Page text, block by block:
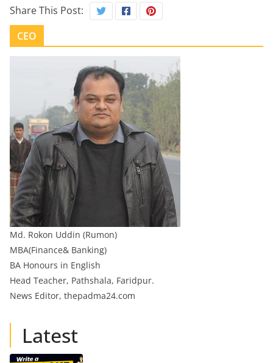
Share This Post:
CEO
Md. Rokon Uddin (Rumon)
MBA(Finance& Banking)
BA Honours in English
Head Teacher, Pathshala, Faridpur.
News Editor, thepadma24.com
Latest